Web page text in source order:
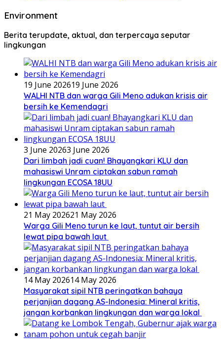
Environment
Berita terupdate, aktual, dan terpercaya seputar
lingkungan
19 June 202619 June 2026
WALHI NTB dan warga Gili Meno adukan krisis air
bersih ke Kemendagri
3 June 20263 June 2026
Dari limbah jadi cuan! Bhayangkari KLU dan
mahasiswi Unram ciptakan sabun ramah
lingkungan ECOSA 18UU
21 May 202621 May 2026
Warga Gili Meno turun ke laut, tuntut air bersih
lewat pipa bawah laut
14 May 202614 May 2026
Masyarakat sipil NTB peringatkan bahaya
perjanjian dagang AS-Indonesia: Mineral kritis,
jangan korbankan lingkungan dan warga lokal